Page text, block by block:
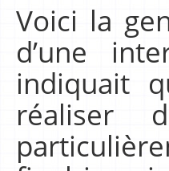
Voici la
d’une
indiquait
réaliser